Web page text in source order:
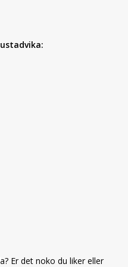
Er det noko du liker eller